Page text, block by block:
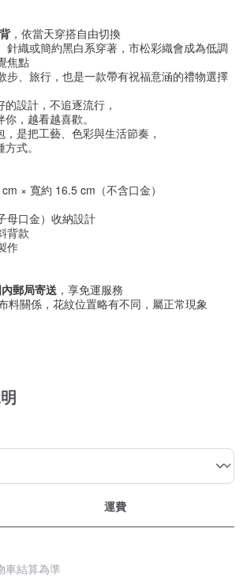
，依當天穿搭自由切換
針織或簡約黑白系穿著，市松彩織會成為低調
焦點
步、旅行，也是一款帶有祝福意涵的禮物選擇
設計，不追逐流行，
，越看越喜歡。
是把工藝、色彩與生活節奏，
式。
× 寬約 16.5 cm（不含口金）
母口金）收納設計
背款
作
郵局寄送 ，享免運服務
料關係，花紋位置略有不同，屬正常現象
運費
車結算為準